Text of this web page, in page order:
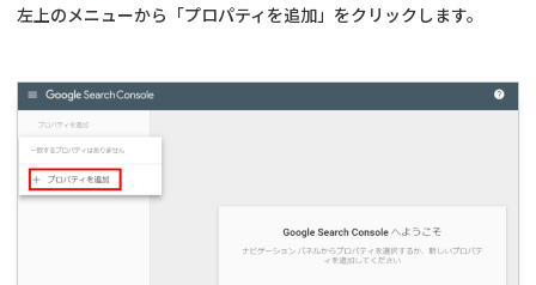
左上のメニューから「プロパティを追加」をクリックします。